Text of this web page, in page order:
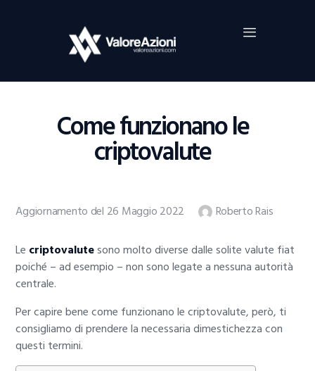
Come funzionano le
criptovalute
Home
Investimenti
Borsa
Guide Al Trading
Criptovalute
Aggiornamento del 26 Maggio 2022 Roberto Rais
Le criptovalutesono molto diverse dalle solite valute fiat
poiché – ad esempio – non sono legate a nessuna autorità
centrale.
Per capire bene come funzionano le criptovalute, però, ti
consigliamo di prendere la necessaria dimestichezza con
questi termini.